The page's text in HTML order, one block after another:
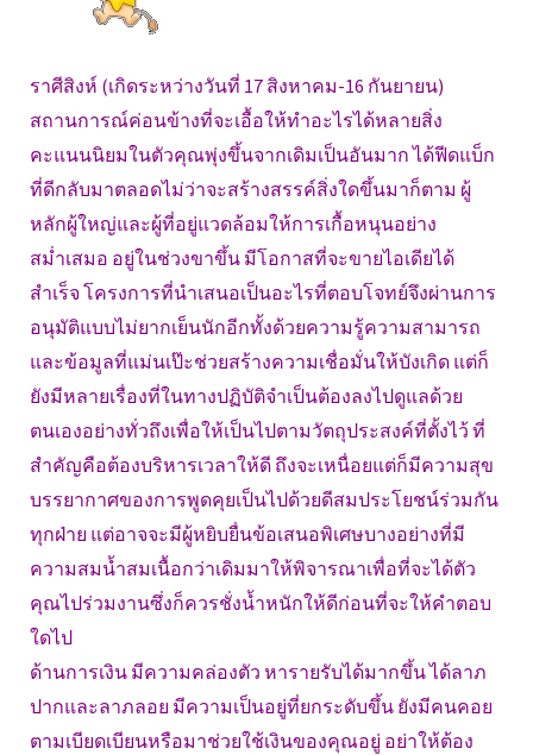
ราศีสิงห์ (เกิดระหว่างวันที่ 17 สิงหาคม-16 กันยายน)
สถานการณ์ค่อนข้างที่จะเอื้อให้ทำอะไรได้หลายสิ่ง
คะแนนนิยมในตัวคุณพุ่งขึ้นจากเดิมเป็นอันมาก ได้ฟีดแบ็ก
ที่ดีกลับมาตลอดไม่ว่าจะสร้างสรรค์สิ่งใดขึ้นมาก็ตาม ผู้
หลักผู้ใหญ่และผู้ที่อยู่แวดล้อมให้การเกื้อหนุนอย่าง
สม่ำเสมอ อยู่ในช่วงขาขึ้น มีโอกาสที่จะขายไอเดียได้
สำเร็จ โครงการที่นำเสนอเป็นอะไรที่ตอบโจทย์จึงผ่านการ
อนุมัติแบบไม่ยากเย็นนักอีกทั้งด้วยความรู้ความสามารถ
และข้อมูลที่แม่นเป๊ะช่วยสร้างความเชื่อมั่นให้บังเกิด แต่ก็
ยังมีหลายเรื่องที่ในทางปฏิบัติจำเป็นต้องลงไปดูแลด้วย
ตนเองอย่างทั่วถึงเพื่อให้เป็นไปตามวัตถุประสงค์ที่ตั้งไว้ ที่
สำคัญคือต้องบริหารเวลาให้ดี ถึงจะเหนื่อยแต่ก็มีความสุข
บรรยากาศของการพูดคุยเป็นไปด้วยดีสมประโยชน์ร่วมกัน
ทุกฝ่าย แต่อาจจะมีผู้หยิบยื่นข้อเสนอพิเศษบางอย่างที่มี
ความสมน้ำสมเนื้อกว่าเดิมมาให้พิจารณาเพื่อที่จะได้ตัว
คุณไปร่วมงานซึ่งก็ควรชั่งน้ำหนักให้ดีก่อนที่จะให้คำตอบ
ใดไป
ด้านการเงิน มีความคล่องตัว หารายรับได้มากขึ้น ได้ลาภ
ปากและลาภลอย มีความเป็นอยู่ที่ยกระดับขึ้น ยังมีคนคอย
ตามเบียดเบียนหรือมาช่วยใช้เงินของคุณอยู่ อย่าให้ต้อง